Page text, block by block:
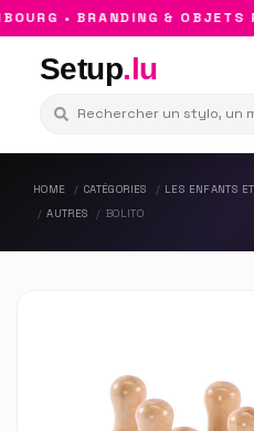
• BRANDING & OBJETS
Setup.lu
HOME CATÉGORIES LES ENFANTS
AUTRES
BOLITO